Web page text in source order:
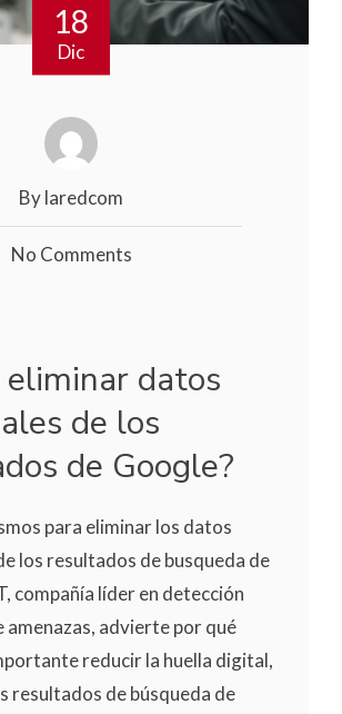
18
Dic
By laredcom
No Comments
eliminar datos
de los
de Google?
para eliminar los datos
los resultados de busqueda de
compañía líder en detección
amenazas, advierte por qué
reducir la huella digital,
resultados de búsqueda de